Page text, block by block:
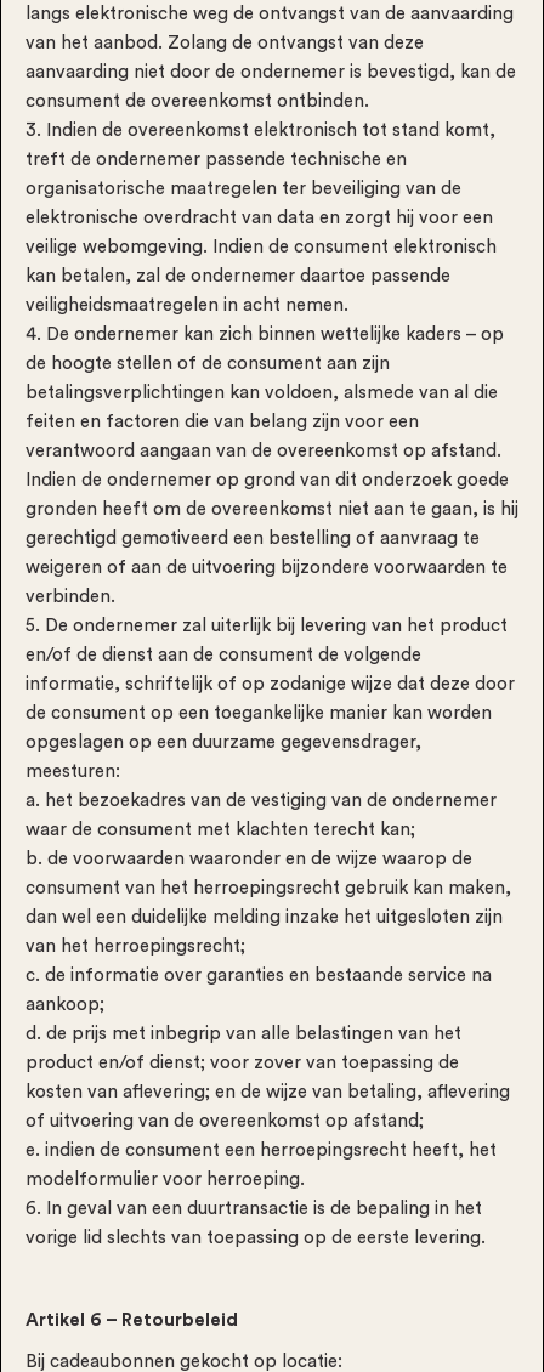
langs elektronische weg de ontvangst van de aanvaarding
van het aanbod. Zolang de ontvangst van deze
aanvaarding niet door de ondernemer is bevestigd, kan de
consument de overeenkomst ontbinden.
3. Indien de overeenkomst elektronisch tot stand komt,
treft de ondernemer passende technische en
organisatorische maatregelen ter beveiliging van de
elektronische overdracht van data en zorgt hij voor een
veilige webomgeving. Indien de consument elektronisch
kan betalen, zal de ondernemer daartoe passende
veiligheidsmaatregelen in acht nemen.
4. De ondernemer kan zich binnen wettelijke kaders – op
de hoogte stellen of de consument aan zijn
betalingsverplichtingen kan voldoen, alsmede van al die
feiten en factoren die van belang zijn voor een
verantwoord aangaan van de overeenkomst op afstand.
Indien de ondernemer op grond van dit onderzoek goede
gronden heeft om de overeenkomst niet aan te gaan, is hij
gerechtigd gemotiveerd een bestelling of aanvraag te
weigeren of aan de uitvoering bijzondere voorwaarden te
verbinden.
5. De ondernemer zal uiterlijk bij levering van het product
en/of de dienst aan de consument de volgende
informatie, schriftelijk of op zodanige wijze dat deze door
de consument op een toegankelijke manier kan worden
opgeslagen op een duurzame gegevensdrager,
meesturen:
a. het bezoekadres van de vestiging van de ondernemer
waar de consument met klachten terecht kan;
b. de voorwaarden waaronder en de wijze waarop de
consument van het herroepingsrecht gebruik kan maken,
dan wel een duidelijke melding inzake het uitgesloten zijn
van het herroepingsrecht;
c. de informatie over garanties en bestaande service na
aankoop;
d. de prijs met inbegrip van alle belastingen van het
product en/of dienst; voor zover van toepassing de
kosten van aflevering; en de wijze van betaling, aflevering
of uitvoering van de overeenkomst op afstand;
e. indien de consument een herroepingsrecht heeft, het
modelformulier voor herroeping.
6. In geval van een duurtransactie is de bepaling in het
vorige lid slechts van toepassing op de eerste levering.
Artikel 6 – Retourbeleid
Bij cadeaubonnen gekocht op locatie: